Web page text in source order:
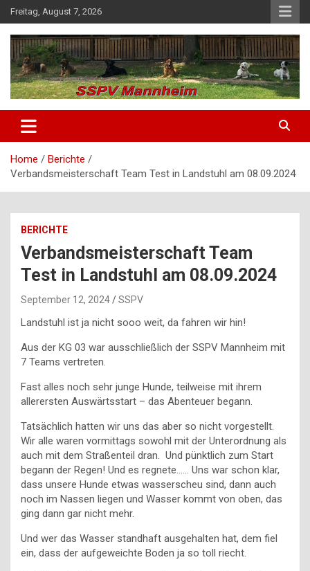
Skip
to
content
Freitag, August 7, 2026
SSPV Mannheim
Home
Berichte
Verbandsmeisterschaft Team Test in Landstuhl am 08.09.2024
BERICHTE
Verbandsmeisterschaft Team
Test in Landstuhl am 08.09.2024
September 12, 2024 SSPV
Landstuhl ist ja nicht sooo weit, da fahren wir hin!
Aus der KG 03 war ausschließlich der SSPV Mannheim mit
7 Teams vertreten.
Fast alles noch sehr junge Hunde, teilweise mit ihrem
allerersten Auswärtsstart – das Abenteuer begann.
Tatsächlich hatten wir uns das aber so nicht vorgestellt.
Wir alle waren vormittags sowohl mit der Unterordnung als
auch mit dem Straßenteil dran. Und pünktlich zum Start
begann der Regen! Und es regnete…… Uns war schon klar,
dass unsere Hunde etwas wasserscheu sind, dann auch
noch im Nassen liegen und Wasser kommt von oben, das
ging dann gar nicht mehr.
Und wer das Wasser standhaft ausgehalten hat, dem fiel
ein, dass der aufgeweichte Boden ja so toll riecht.